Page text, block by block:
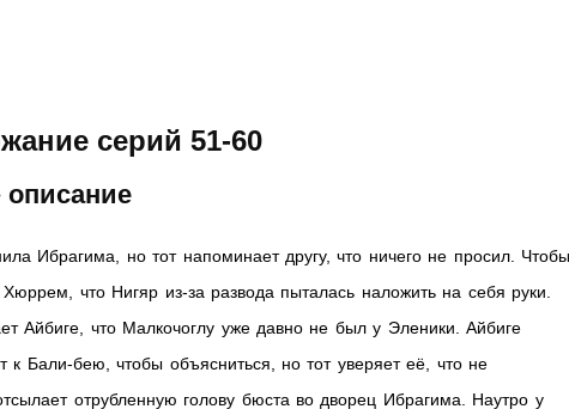
серий 51-60
описание
Ибрагима, но тот напоминает другу, что ничего не просил. Чтобы
что Нигяр из-за развода пыталась наложить на себя руки.
Айбиге, что Малкочоглу уже давно не был у Эленики. Айбиге
к Бали-бею, чтобы объясниться, но тот уверяет её, что не
отрубленную голову бюста во дворец Ибрагима. Наутро у